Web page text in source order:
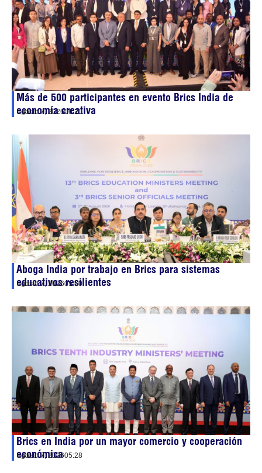
Más de 500 participantes en evento Brics India de
economía creativa
agosto 7, 202606:20
Aboga India por trabajo en Brics para sistemas
educativos resilientes
agosto 7, 202605:50
Brics en India por un mayor comercio y cooperación
económica
agosto 7, 202605:28